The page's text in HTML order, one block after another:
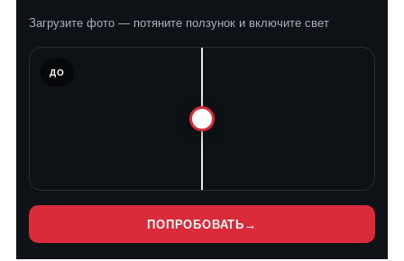
Загрузите фото — потяните ползунок и включите свет
ДО
ПОПРОБОВАТЬ →